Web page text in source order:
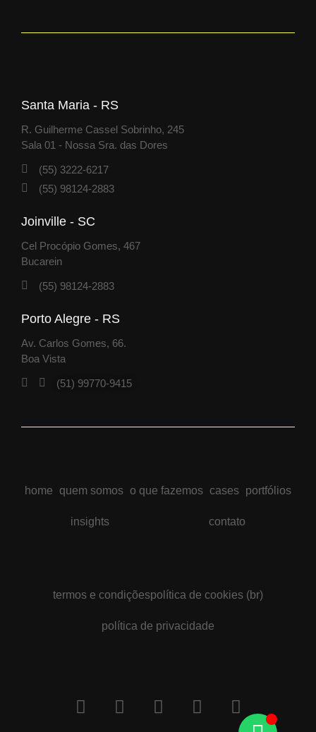
Santa Maria - RS
R. Guilherme Cassel Sobrinho, 245
Sala 01 - Nossa Sra. das Dores​
(55) 3222-6217
(55) 98124-2883
Joinville - SC
Cel Procópio Gomes, 467
Bucarein
(55) 98124-2883
Porto Alegre - RS
Av. Carlos Gomes, 66.
Boa Vista
(51) 99770-9415
home quem somos o que fazemos cases portfólios
insights contato
termos e condiçõespolítica de cookies (br)
política de privacidade